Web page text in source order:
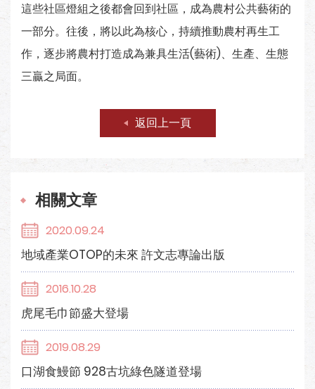
這些社區燈組之後都會回到社區，成為農村公共藝術的
一部分。往後，將以此為核心，持續推動農村再生工
作，逐步將農村打造成為兼具生活(藝術)、生產、生態
三贏之局面。
返回上一頁
相關文章
2020.09.24
地域產業OTOP的未來 許文志專論出版
2016.10.28
虎尾毛巾節盛大登場
2019.08.29
口湖食鰻節 928古坑綠色隧道登場